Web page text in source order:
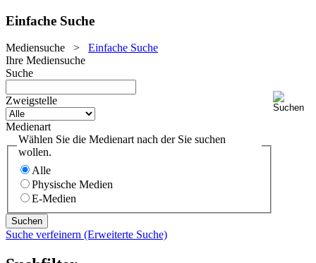
Einfache Suche
Mediensuche > Einfache Suche
Ihre Mediensuche
Suche
Zweigstelle
Medienart
Wählen Sie die Medienart nach der Sie suchen
wollen.
Alle
Physische Medien
E-Medien
Suche verfeinern (Erweiterte Suche)